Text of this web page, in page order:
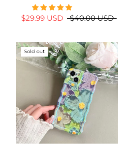
$29.99 USD $40.00 USD
Sold out